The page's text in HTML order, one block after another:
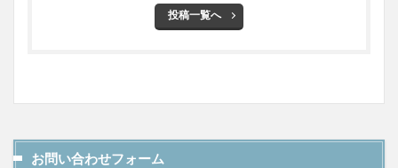
投稿一覧へ
お問い合わせフォーム